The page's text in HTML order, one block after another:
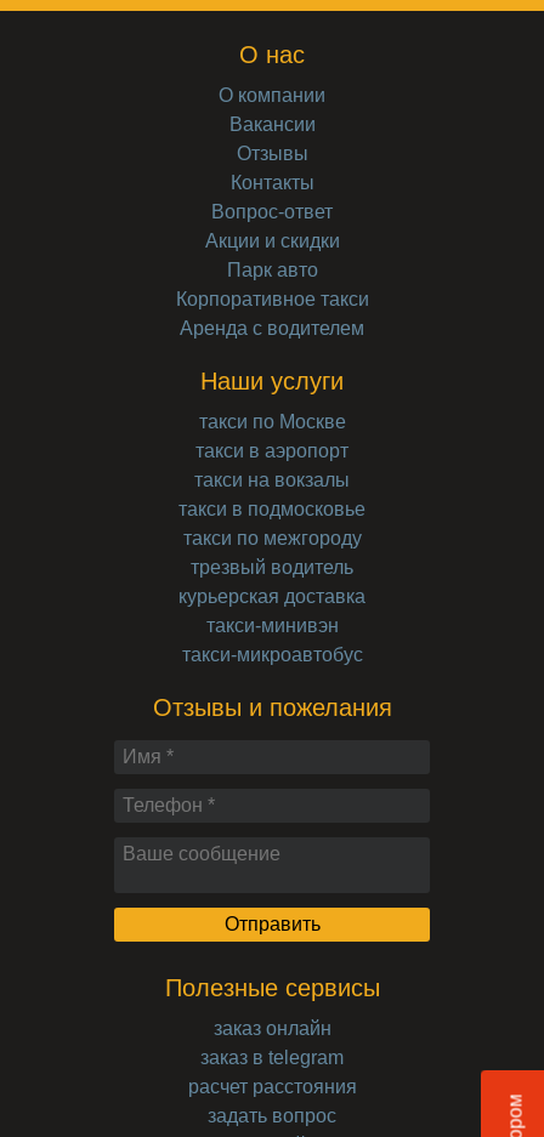
О нас
О компании
Вакансии
Отзывы
Контакты
Вопрос-ответ
Акции и скидки
Парк авто
Корпоративное такси
Аренда с водителем
Наши услуги
такси по Москве
такси в аэропорт
такси на вокзалы
такси в подмосковье
такси по межгороду
трезвый водитель
курьерская доставка
такси-минивэн
такси-микроавтобус
Отзывы и пожелания
Полезные сервисы
заказ онлайн
заказ в telegram
расчет расстояния
задать вопрос